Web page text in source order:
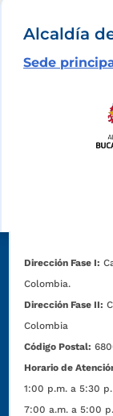
Alcaldía
Sede
Dirección Fase I:
Colombia.
Dirección Fase II:
Colombia
Código Postal:
Horario de
1:00 p.m. a 5:30
7:00 a.m. a 5:00